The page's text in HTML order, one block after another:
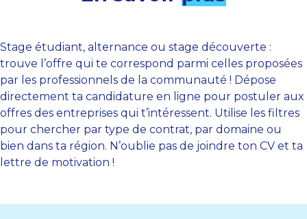
Stage étudiant, alternance ou stage découverte :
trouve l’offre qui te correspond parmi celles proposées
par les professionnels de la communauté ! Dépose
directement ta candidature en ligne pour postuler aux
offres des entreprises qui t’intéressent. Utilise les filtres
pour chercher par type de contrat, par domaine ou
bien dans ta région. N’oublie pas de joindre ton CV et ta
lettre de motivation !